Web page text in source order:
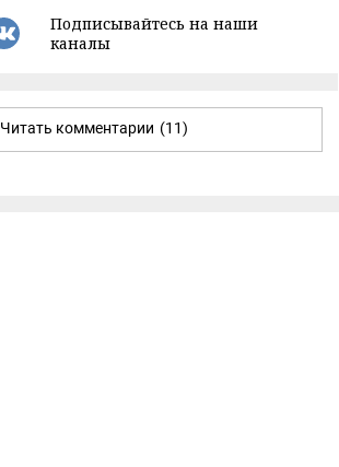
Подписывайтесь на наши
каналы
Читать комментарии (11)